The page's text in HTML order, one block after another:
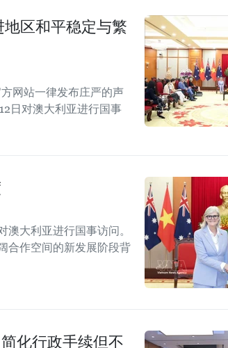
区和平稳定与繁
网站一律发布庄严的声
日对澳大利亚进行国事
大利亚进行国事访问。
合作空间的新发展阶段背
化行政手续但不